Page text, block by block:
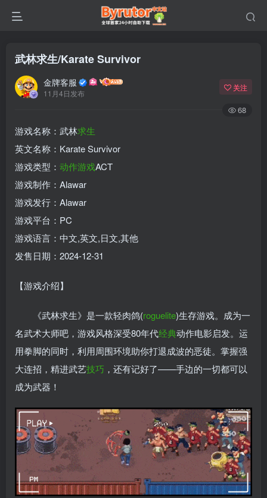
武林求生/Karate Survivor
金牌客服
11月4日发布
关注
68
游戏名称：武林求生
英文名称：Karate Survivor
游戏类型： 动作游戏ACT
游戏制作：Alawar
游戏发行：Alawar
游戏平台：PC
游戏语言：中文,英文,日文,其他
发售日期：2024-12-31
【游戏介绍】
《武林求生》是一款轻肉鸽(roguelite)生存游戏。成为一
名武术大师吧，游戏风格深受80年代经典动作电影启发。运
用拳脚的同时，利用周围环境助你打退成波的恶徒。掌握强
大连招，精进武艺技巧 ，还有记好了——手边的一切都可以
成为武器！